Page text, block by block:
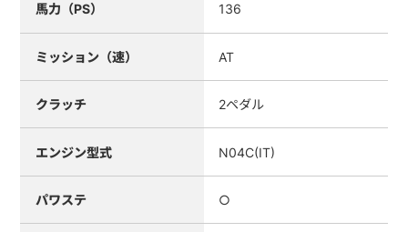
馬力（PS） 136
ミッション（速） AT
クラッチ 2ペダル
エンジン型式 N04C(IT)
パワステ ○